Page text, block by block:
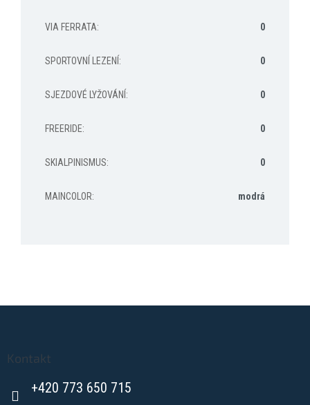
VIA FERRATA: 0
SPORTOVNÍ LEZENÍ : 0
SJEZDOVÉ LYŽOVÁNÍ : 0
FREERIDE: 0
SKIALPINISMUS: 0
MAINCOLOR: modrá
Kontakt
+420 773 650 715